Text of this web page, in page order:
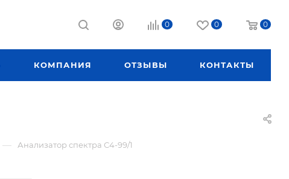
0 0 0
КОМПАНИЯ ОТЗЫВЫ КОНТАКТЫ
— Анализатор спектра С4-99/1